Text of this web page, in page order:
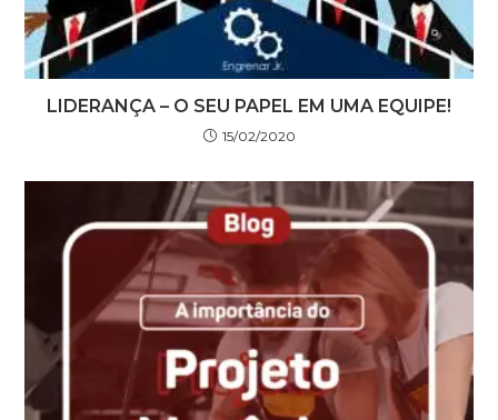
LIDERANÇA – O SEU PAPEL EM UMA EQUIPE!
15/02/2020